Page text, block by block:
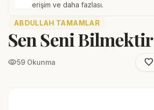
erişim ve daha fazlası.
ABDULLAH TAMAMLAR
Sen Seni
visibility59 Okunma favorite_border